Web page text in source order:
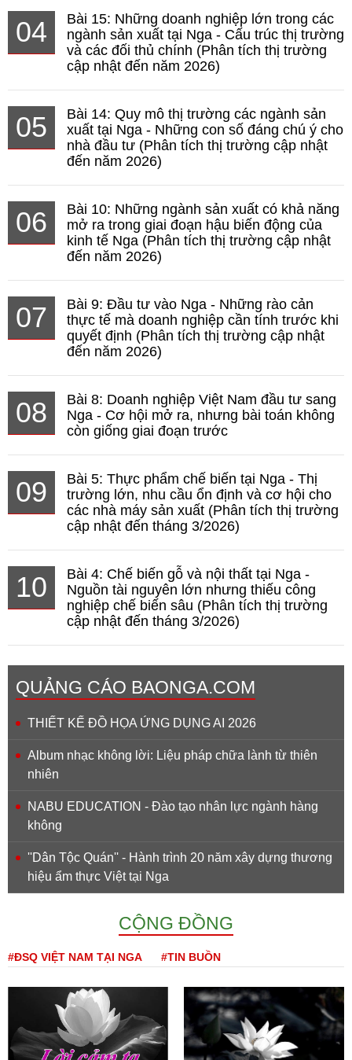
04
Bài 15: Những doanh nghiệp lớn trong các
ngành sản xuất tại Nga - Cấu trúc thị trường
và các đối thủ chính (Phân tích thị trường
cập nhật đến năm 2026)
05
Bài 14: Quy mô thị trường các ngành sản
xuất tại Nga - Những con số đáng chú ý cho
nhà đầu tư (Phân tích thị trường cập nhật
đến năm 2026)
06
Bài 10: Những ngành sản xuất có khả năng
mở ra trong giai đoạn hậu biến động của
kinh tế Nga (Phân tích thị trường cập nhật
đến năm 2026)
07
Bài 9: Đầu tư vào Nga - Những rào cản
thực tế mà doanh nghiệp cần tính trước khi
quyết định (Phân tích thị trường cập nhật
đến năm 2026)
08
Bài 8: Doanh nghiệp Việt Nam đầu tư sang
Nga - Cơ hội mở ra, nhưng bài toán không
còn giống giai đoạn trước
09
Bài 5: Thực phẩm chế biến tại Nga - Thị
trường lớn, nhu cầu ổn định và cơ hội cho
các nhà máy sản xuất (Phân tích thị trường
cập nhật đến tháng 3/2026)
10
Bài 4: Chế biến gỗ và nội thất tại Nga -
Nguồn tài nguyên lớn nhưng thiếu công
nghiệp chế biến sâu (Phân tích thị trường
cập nhật đến tháng 3/2026)
QUẢNG CÁO BAONGA.COM
THIẾT KẾ ĐỒ HỌA ỨNG DỤNG AI 2026
Album nhạc không lời: Liệu pháp chữa lành từ thiên
nhiên
NABU EDUCATION - Đào tạo nhân lực ngành hàng
không
''Dân Tộc Quán'' - Hành trình 20 năm xây dựng thương
hiệu ẩm thực Việt tại Nga
CỘNG ĐỒNG
#ĐSQ VIỆT NAM TẠI NGA #TIN BUỒN